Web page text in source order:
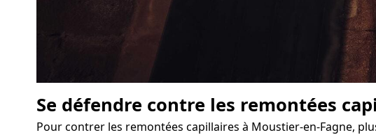
Se défendre contre les remontées
Pour contrer les remontées capillaires à Moustier-en-Fagne,